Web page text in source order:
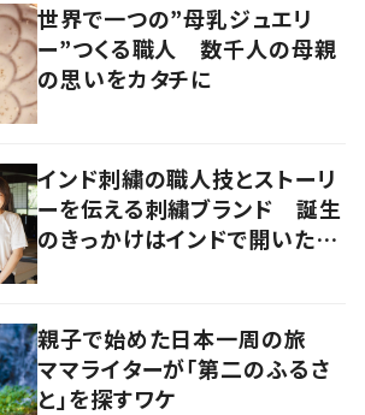
世界で一つの”母乳ジュエリ
ー”つくる職人 数千人の母親
の思いをカタチに
インド刺繍の職人技とストーリ
ーを伝える刺繍ブランド 誕生
のきっかけはインドで開いたフ
親子で始めた日本一周の旅
ママライターが「第二のふるさ
と」を探すワケ